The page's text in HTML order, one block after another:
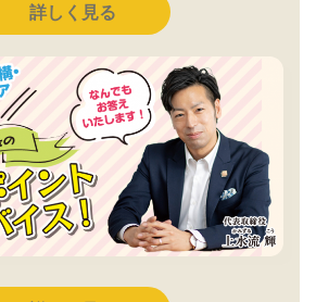
詳しく見る